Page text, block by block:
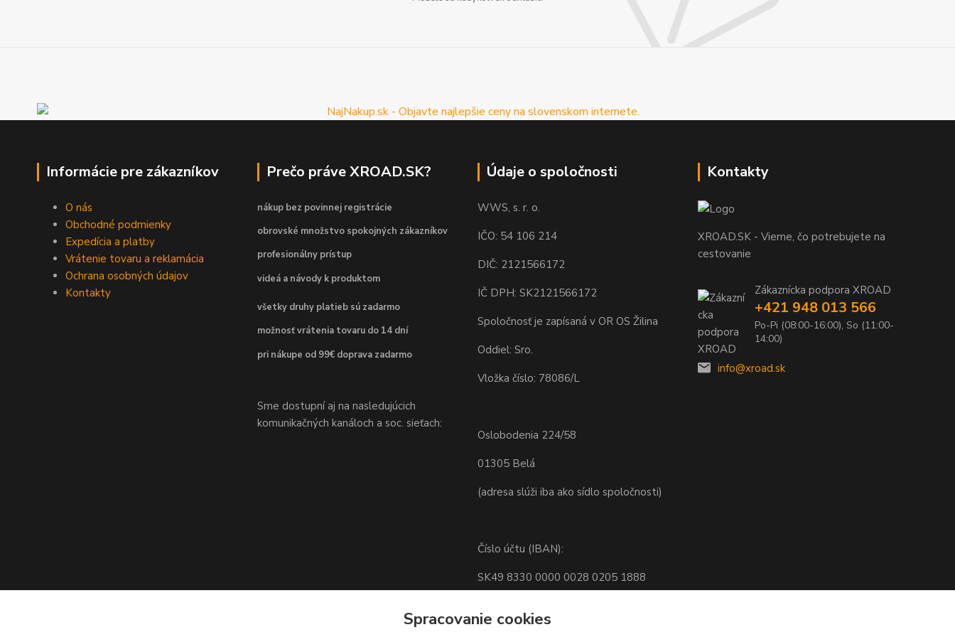
Informácie pre zákazníkov
O nás
Obchodné podmienky
Expedícia a platby
Vrátenie tovaru a reklamácia
Ochrana osobných údajov
Kontakty
Prečo práve XROAD.SK?
nákup bez povinnej registrácie
obrovské množstvo spokojných zákazníkov
profesionálny prístup
videá a návody k produktom
všetky druhy platieb sú zadarmo
možnosť vrátenia tovaru do 14 dní
pri nákupe od 99€ doprava zadarmo
Sme dostupní aj na nasledujúcich
komunikačných kanáloch a soc. sieťach:
Údaje o spoločnosti
WWS, s. r. o.
IČO: 54 106 214
DIČ: 2121566172
IČ DPH: SK2121566172
Spoločnosť je zapísaná v OR OS Žilina
Oddiel: Sro.
Vložka číslo: 78086/L
Oslobodenia 224/58
01305 Belá
(adresa slúži iba ako sídlo spoločnosti)
Číslo účtu (IBAN):
SK49 8330 0000 0028 0205 1888
Kontakty
XROAD.SK - Vieme, čo potrebujete na
cestovanie
Zákaznícka podpora XROAD
+421 948 013 566
Po-Pi (08:00-16:00), So (11:00-
14:00)
info@xroad.sk
Spracovanie cookies